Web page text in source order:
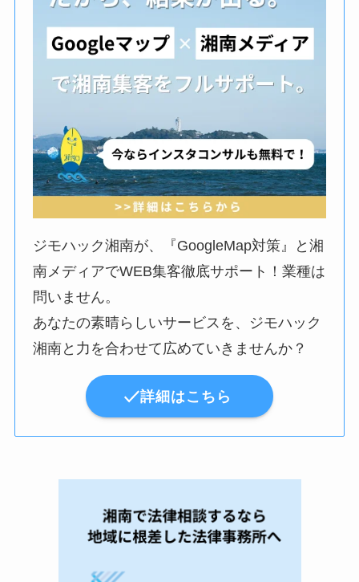
ジモハック湘南が、『GoogleMap対策』と湘
南メディアでWEB集客徹底サポート！業種は
問いません。
あなたの素晴らしいサービスを、ジモハック
湘南と力を合わせて広めていきませんか？
詳細はこちら